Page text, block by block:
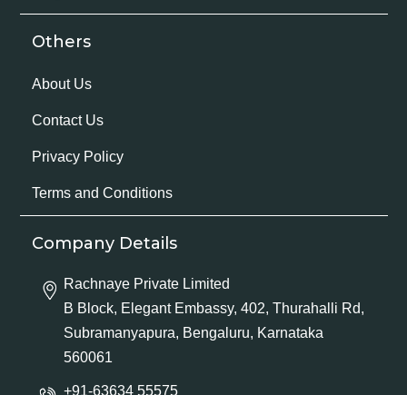
Others
About Us
Contact Us
Privacy Policy
Terms and Conditions
Company Details
Rachnaye Private Limited
B Block, Elegant Embassy, 402, Thurahalli Rd,
Subramanyapura, Bengaluru, Karnataka
560061
+91-63634 55575